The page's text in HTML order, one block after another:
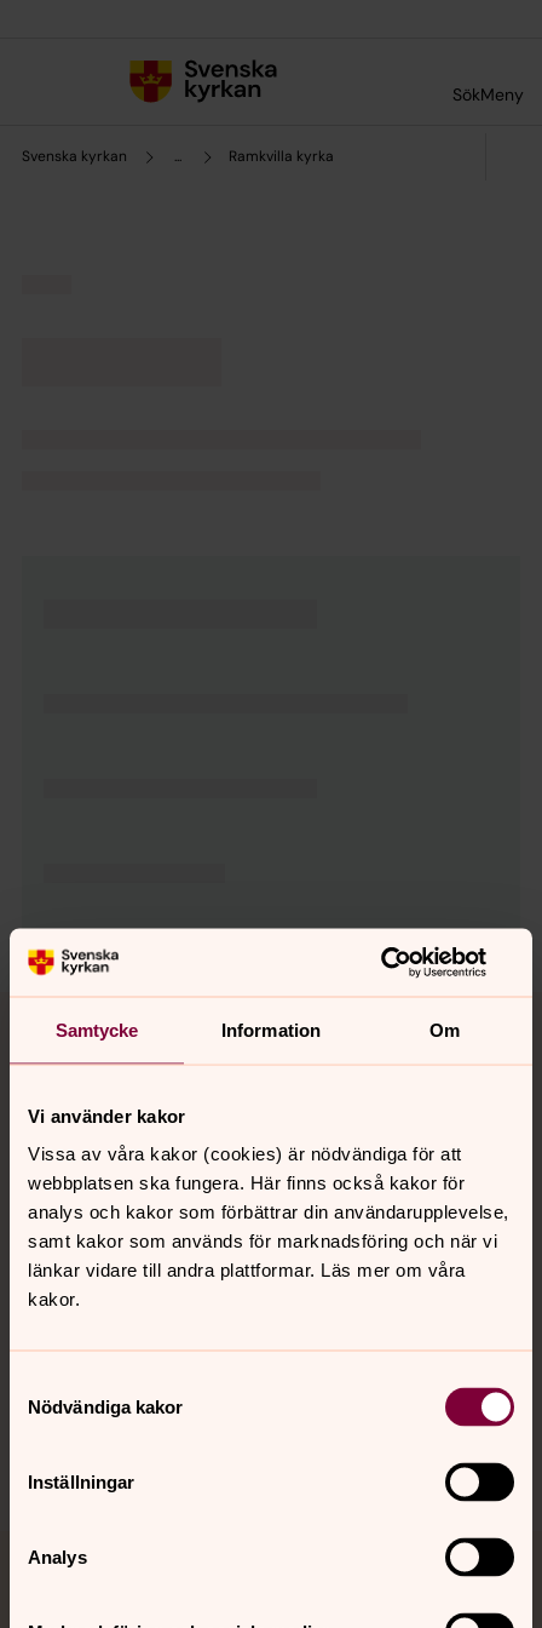
Samtycke Information Om
Vi använder kakor
Vissa av våra kakor (cookies) är nödvändiga för att
webbplatsen ska fungera. Här finns också kakor för
analys och kakor som förbättrar din användarupplevelse,
samt kakor som används för marknadsföring och när vi
länkar vidare till andra plattformar. Läs mer om våra
kakor.
Nödvändiga kakor
Inställningar
Analys
SökMeny
Svenska kyrkan ... Ramkvilla kyrka
Tillbaka till toppen
Tillbaka till innehållet
Kontakt
Kalender
Hitta snabbt
Sociala kanaler